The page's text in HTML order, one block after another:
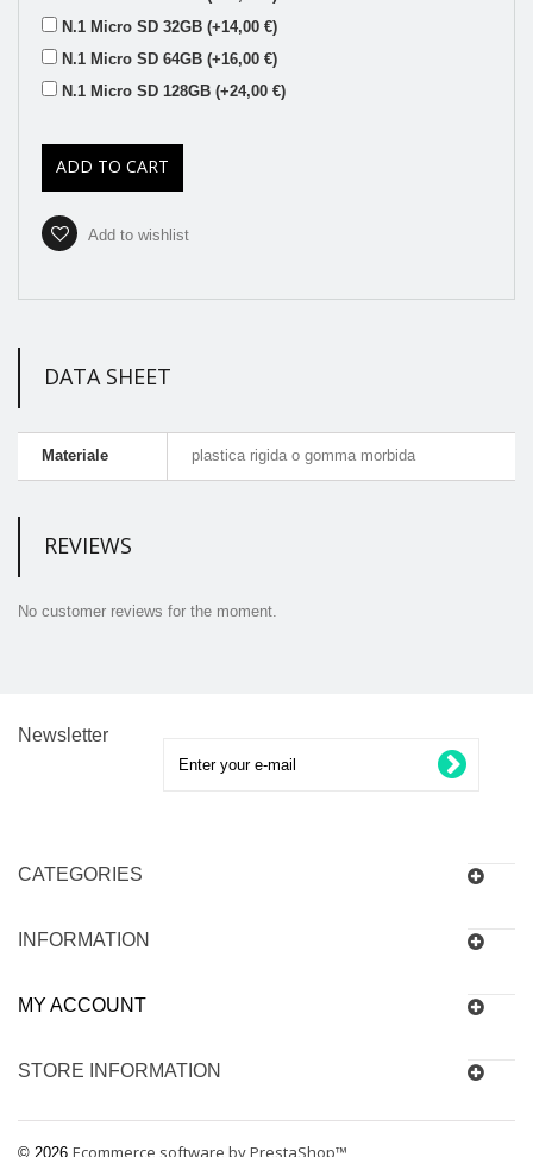
N.1 Micro SD 32GB (+14,00 €)
N.1 Micro SD 64GB (+16,00 €)
N.1 Micro SD 128GB (+24,00 €)
ADD TO CART
Add to wishlist
DATA SHEET
Materiale plastica rigida o gomma morbida
REVIEWS
No customer reviews for the moment.
Newsletter
CATEGORIES
INFORMATION
© 2026 Ecommerce software by PrestaShop™
MY ACCOUNT
STORE INFORMATION